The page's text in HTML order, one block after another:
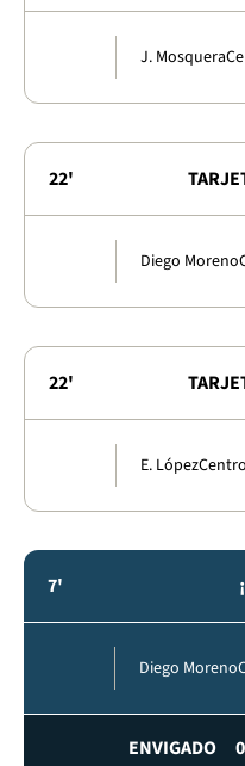
J. Mosquera
22'
Diego Moreno
22'
E. López
7'
Diego Moreno
ENVIGADO 0